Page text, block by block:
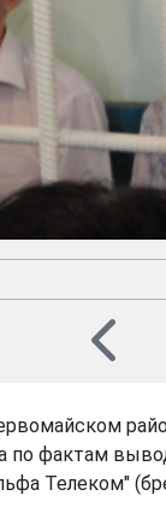
по фактам
Телеком"